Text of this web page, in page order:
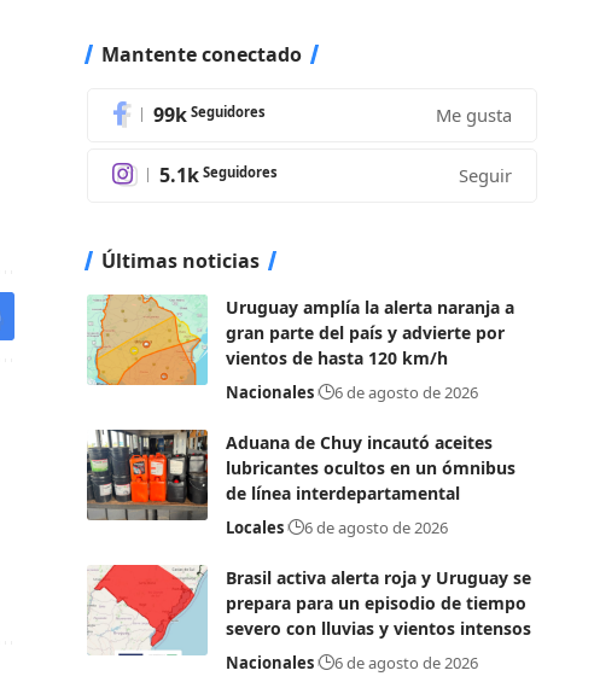
Mantente conectado
99k Seguidores Me gusta
5.1k Seguidores Seguir
Últimas noticias
Uruguay amplía la alerta naranja a
gran parte del país y advierte por
vientos de hasta 120 km/h
Nacionales 6 de agosto de 2026
Aduana de Chuy incautó aceites
lubricantes ocultos en un ómnibus
de línea interdepartamental
Locales 6 de agosto de 2026
Brasil activa alerta roja y Uruguay se
prepara para un episodio de tiempo
severo con lluvias y vientos intensos
Nacionales 6 de agosto de 2026